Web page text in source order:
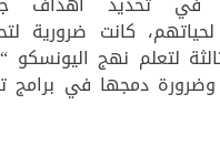
لحياتهم، كانت ضرورية
لتعلم نهج اليونسكو
دمجها في برامج